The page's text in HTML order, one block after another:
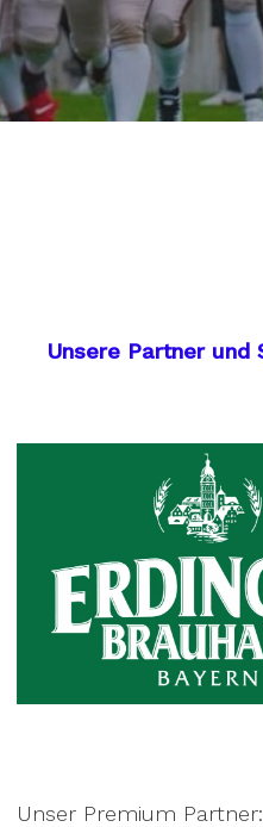
Unsere Partner und
Unser Premium Partner: